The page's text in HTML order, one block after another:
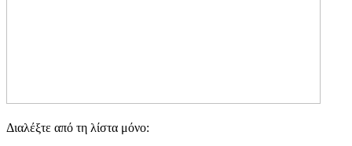
Διαλέξτε από τη λίστα μόνο: